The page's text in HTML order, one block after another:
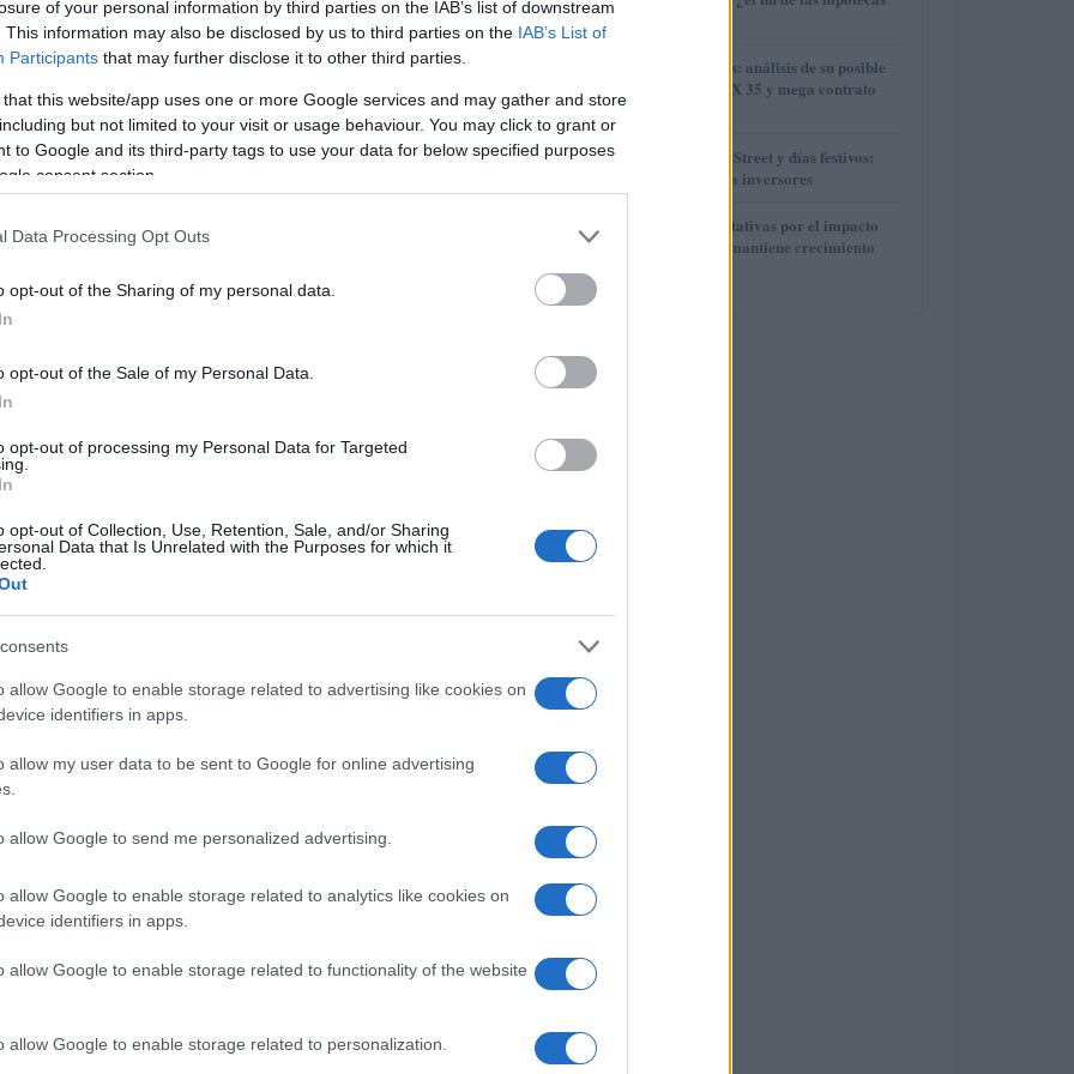
of your personal information by third parties on the IAB’s list of downstream
This information may also be disclosed by us to third parties on the IAB’s List of
Participants that may further disclose it to other third parties.
that this website/app uses one or more Google services and may gather and store
but not limited to your visit or usage behaviour. You may click to grant or
to Google and its third-party tags to use your data for below specified purposes
consent section.
Data Processing Opt Outs
opt-out of the Sharing of my personal data.
opt-out of the Sale of my Personal Data.
opt-out of processing my Personal Data for Targeted
opt-out of Collection, Use, Retention, Sale, and/or Sharing
Data that Is Unrelated with the Purposes for which it
allow Google to enable storage related to advertising like cookies on
identifiers in apps.
allow my user data to be sent to Google for online advertising
allow Google to send me personalized advertising.
allow Google to enable storage related to analytics like cookies on
identifiers in apps.
allow Google to enable storage related to functionality of the website
allow Google to enable storage related to personalization.
del grupo. La filial española sigue siendo
deBUPA ELA y actúa como plataforma para probar
y residencias
en proyectos concretos. En Madrid se ha
previstas para dos centros más en
con
la incorporación de 12 clínicas dentales que
de residencias, que ya suma
comercial
sostiene que el objetivo comercial se mantiene.
millones de eurosen2026, un aumento del 11%,
variables?
Técnicas Reunidas: análisis de su posible
entrada en el IBEX 35 y mega contrato
con ADNOC
4 Horarios de Wall Street y días festivos:
guía práctica para inversores
5
IAG reduce expectativas por el impacto
del fuel mientras mantiene crecimiento